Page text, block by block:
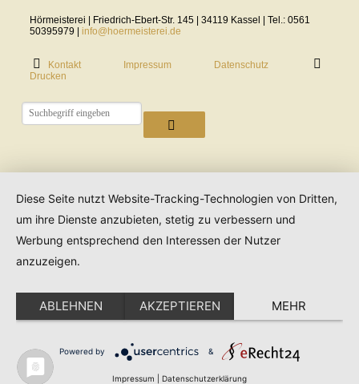
Hörmeisterei | Friedrich-Ebert-Str. 145 | 34119 Kassel | Tel.: 0561
50395979 |info@hoermeisterei.de
Kontakt Impressum
Datenschutz
Drucken
Diese Seite nutzt Website-Tracking-Technologien von Dritten,
um ihre Dienste anzubieten, stetig zu verbessern und
Werbung entsprechend den Interessen der Nutzer
anzuzeigen.
ABLEHNEN AKZEPTIEREN MEHR
Powered by &
Impressum Datenschutzerklärung